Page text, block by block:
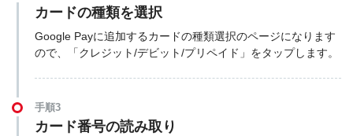
カードの種類を選択
Google Payに追加するカードの種類選択のページになります
ので、「クレジット/デビット/プリペイド」をタップします。
手順3
カード番号の読み取り